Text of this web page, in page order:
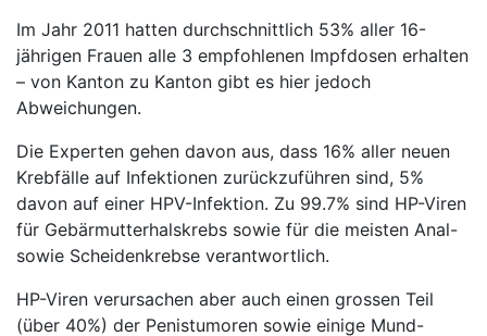
Im Jahr 2011 hatten durchschnittlich 53% aller 16-
jährigen Frauen alle 3 empfohlenen Impfdosen erhalten
– von Kanton zu Kanton gibt es hier jedoch
Abweichungen.
Die Experten gehen davon aus, dass 16% aller neuen
Krebfälle auf Infektionen zurückzuführen sind, 5%
davon auf einer HPV-Infektion. Zu 99.7% sind HP-Viren
für Gebärmutterhalskrebs sowie für die meisten Anal-
sowie Scheidenkrebse verantwortlich.
HP-Viren verursachen aber auch einen grossen Teil
(über 40%) der Penistumoren sowie einige Mund-